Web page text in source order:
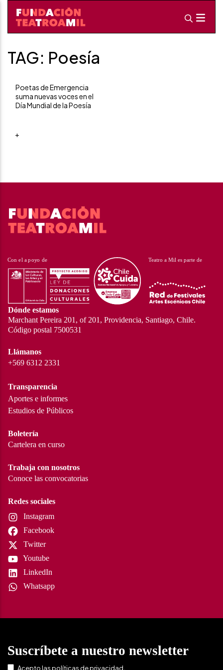
TAG: Poesía
Poetas de Emergencia
suma nuevas voces en el
Día Mundial de la Poesía
+
Dónde estamos
Marchant Pereira 201, of 201, Providencia, Santiago, Chile.
Código postal 7500531
Llámanos
+569 6312 2331
Transparencia
Aportes e informes
Estudios de Públicos
Boletería
Cartelera en curso
Trabaja con nosotros
Conoce las convocatorias
Redes sociales
Instagram
Facebook
Twitter
Youtube
LinkedIn
Whatsapp
Suscríbete a nuestro newsletter
Acepto laspolíticas de privacidad.